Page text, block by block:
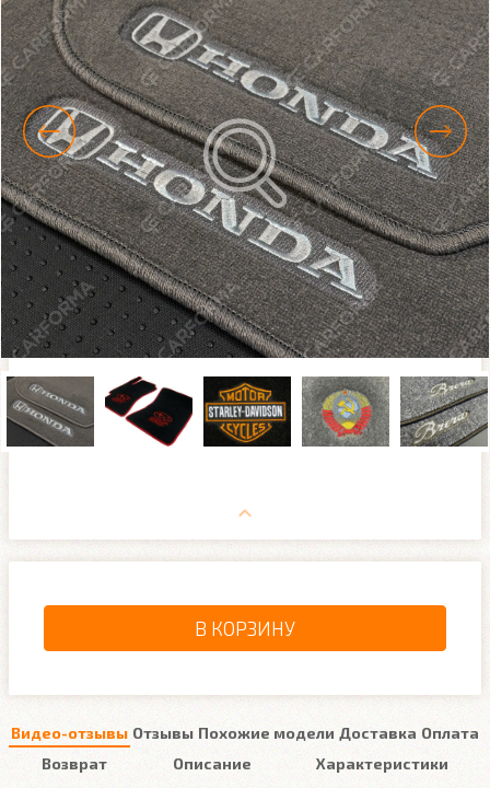
В КОРЗИНУ
Видео-отзывы Отзывы Похожие модели Доставка Оплата
Возврат
Описание Характеристики